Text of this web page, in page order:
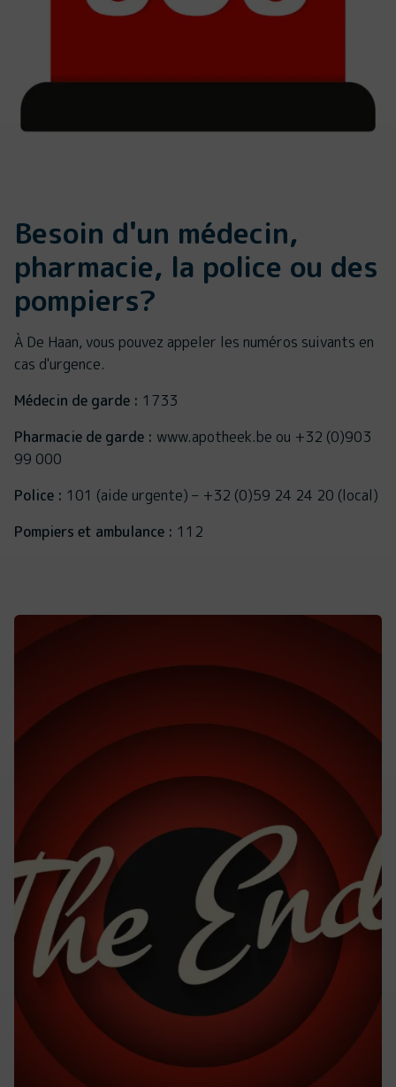
Besoin d'un médecin,
pharmacie, la police ou des
pompiers?
À De Haan, vous pouvez appeler les numéros suivants en
cas d'urgence.
Médecin de garde : 1733
Pharmacie de garde : www.apotheek.be ou +32 (0)903
99 000
Police : 101 (aide urgente) – +32 (0)59 24 24 20 (local)
Pompiers et ambulance : 112